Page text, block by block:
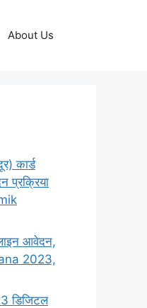
About Us
कार्ड
प्रक्रिया
आवेदन,
2023,
डिजिटल